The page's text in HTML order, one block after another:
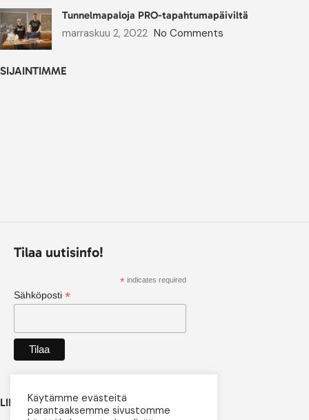
Tunnelmapaloja PRO-tapahtumapäiviltä
marraskuu 2, 2022 No Comments
SIJAINTIMME
Tilaa uutisinfo!
*indicates required
Sähköposti *
LINKITKäytämme evästeitä
parantaaksemme sivustomme